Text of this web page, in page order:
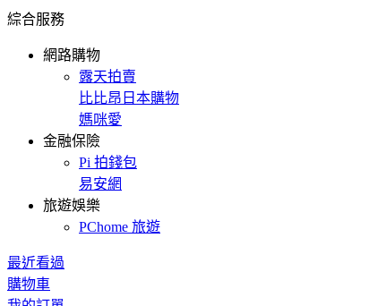
綜合服務
網路購物
露天拍賣
比比昂日本購物
媽咪愛
金融保險
Pi 拍錢包
易安網
旅遊娛樂
PChome 旅遊
最近看過
購物車